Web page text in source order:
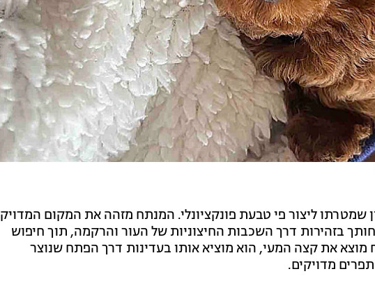
שמטרתו ליצור פי טבעת פונקציונלי. המנתח מזהה את המקום המדויק
בזהירות דרך השכבות החיצוניות של העור והרקמה, תוך חיפוש
את קצה המעי, הוא מוציא אותו בעדינות דרך הפתח שנוצר
מדויקים.